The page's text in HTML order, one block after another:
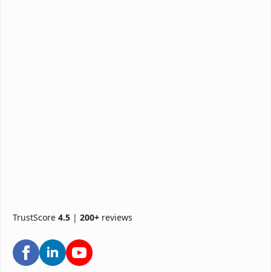
TrustScore 4.5 | 200+ reviews